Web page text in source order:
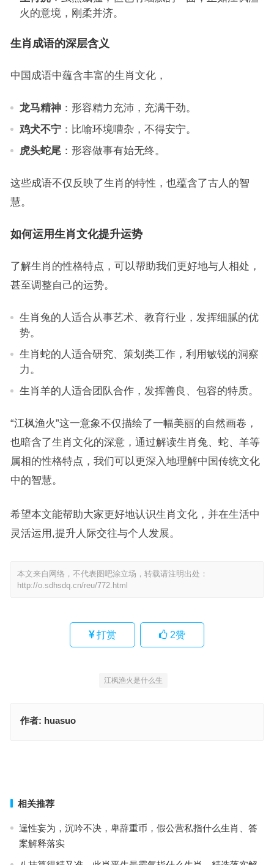
火的意境，刚柔并济。
生肖成语的深层含义
中国成语中蕴含丰富的生肖文化，
龙马精神：形容精力充沛，充满干劲。
鸡犬不宁：比喻环境嘈杂，不得安宁。
虎头蛇尾：形容做事有始无终。
这些成语不仅反映了生肖的特性，也蕴含了古人的智
慧。
如何运用生肖文化提升运势
了解生肖的性格特点，可以帮助我们更好地与人相处，
甚至调整自己的运势。
生肖兔的人适合从事艺术、教育行业，发挥细腻的优
势。
生肖蛇的人适合研究、策划类工作，利用敏锐的洞察
力。
生肖羊的人适合团队合作，发挥善良、包容的特质。
“江枫渔火”这一意象不仅描绘了一幅美丽的自然画卷，
也暗含了生肖文化的深意，通过解读生肖兔、蛇、羊等
属相的性格特点，我们可以更深入地理解中国传统文化
中的智慧。
希望本文能帮助大家更好地认识生肖文化，并在生活中
灵活运用,提升人际交往与个人发展。
本文来自网络，不代表图吧涂立场，转载请注明出处：
http://o.sdhsdq.cn/reu/772.html
打赏 2赞
江枫渔火是什么生
作者: huasuo
相关推荐
逞性妄为，沉吟不决，卑辞重币，假公营私指什么生肖、答
案解释落实